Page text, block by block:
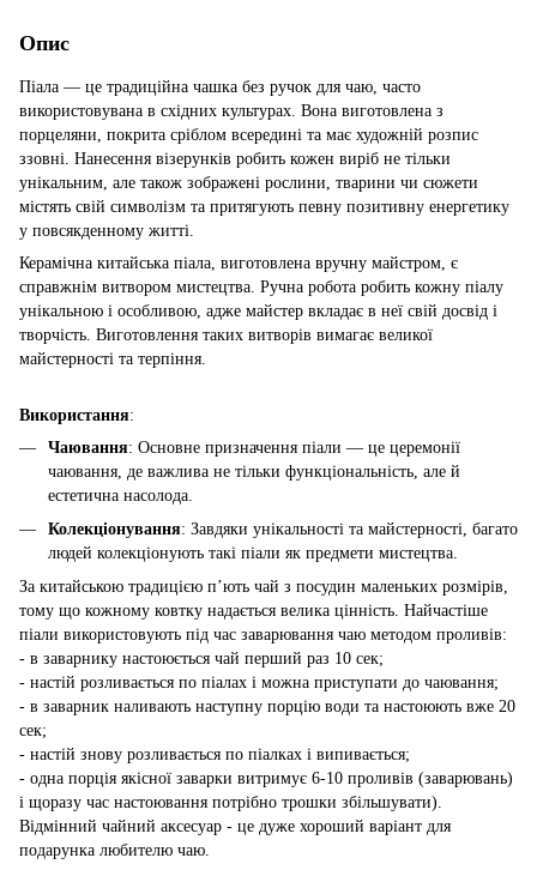
Опис
Піала — це традиційна чашка без ручок для чаю, часто
використовувана в східних культурах. Вона виготовлена з
порцеляни, покрита сріблом всередині та має художній розпис
ззовні. Нанесення візерунків робить кожен виріб не тільки
унікальним, але також зображені рослини, тварини чи сюжети
містять свій символізм та притягують певну позитивну енергетику
у повсякденному житті.
Керамічна китайська піала, виготовлена вручну майстром, є
справжнім витвором мистецтва. Ручна робота робить кожну піалу
унікальною і особливою, адже майстер вкладає в неї свій досвід і
творчість. Виготовлення таких витворів вимагає великої
майстерності та терпіння.
Використання:
Чаювання: Основне призначення піали — це церемонії
чаювання, де важлива не тільки функціональність, але й
естетична насолода.
Колекціонування: Завдяки унікальності та майстерності, багато
людей колекціонують такі піали як предмети мистецтва.
За китайською традицією п’ють чай з посудин маленьких розмірів,
тому що кожному ковтку надається велика цінність. Найчастіше
піали використовують під час заварювання чаю методом проливів:
- в заварнику настоюється чай перший раз 10 сек;
- настій розливається по піалах і можна приступати до чаювання;
- в заварник наливають наступну порцію води та настоюють вже 20
сек;
- настій знову розливається по піалках і випивається;
- одна порція якісної заварки витримує 6-10 проливів (заварювань)
і щоразу час настоювання потрібно трошки збільшувати).
Відмінний чайний аксесуар - це дуже хороший варіант для
подарунка любителю чаю.